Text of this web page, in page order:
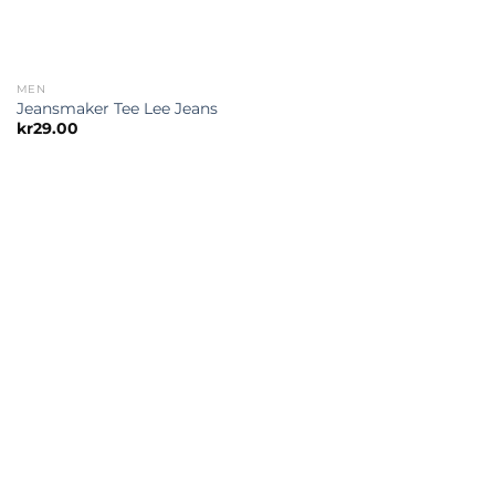
MEN
Jeansmaker Tee Lee Jeans
kr29.00